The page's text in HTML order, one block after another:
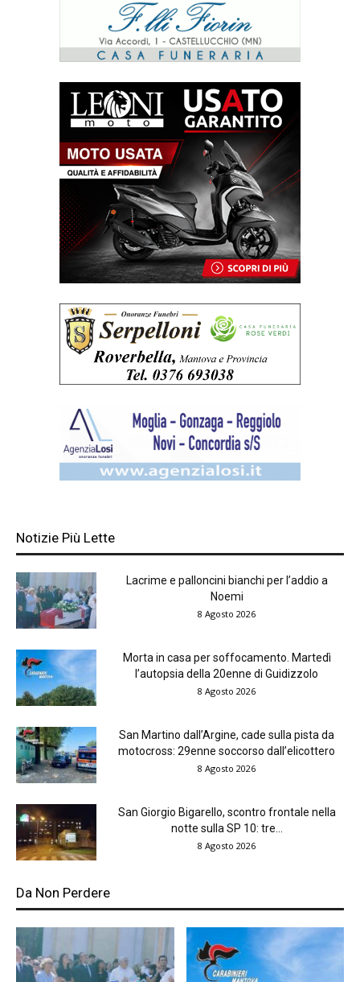
Notizie Più Lette
Lacrime e palloncini bianchi per l’addio a
Noemi
8 Agosto 2026
Morta in casa per soffocamento. Martedì
l’autopsia della 20enne di Guidizzolo
8 Agosto 2026
San Martino dall’Argine, cade sulla pista da
motocross: 29enne soccorso dall’elicottero
8 Agosto 2026
San Giorgio Bigarello, scontro frontale nella
notte sulla SP 10: tre...
8 Agosto 2026
Da Non Perdere